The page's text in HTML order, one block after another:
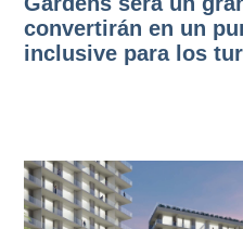
convertirán en un
inclusive para los